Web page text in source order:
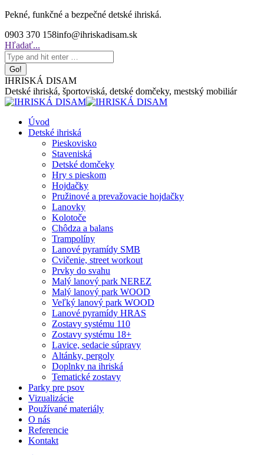
Skip
content
Pekné, funkčné a bezpečné detské ihriská.
0903 370 158info@ihriskadisam.sk
Search:
Hľadať...
IHRISKÁ DISAM
Detské ihriská, športoviská, detské domčeky, mestský mobiliár
Úvod
Detské ihriská
Pieskovisko
Staveniská
Detské domčeky
Hry s pieskom
Hojdačky
Pružinové a prevažovacie hojdačky
Lanovky
Kolotoče
Chôdza a balans
Trampolíny
Lanové pyramídy SMB
Cvičenie, street workout
Prvky do svahu
Malý lanový park NEREZ
Malý lanový park WOOD
Veľký lanový park WOOD
Lanové pyramídy HRAS
Zostavy systému 110
Zostavy systému 18+
Lavice, sedacie súpravy
Altánky, pergoly
Doplnky na ihriská
Tematické zostavy
Parky pre psov
Vizualizácie
Používané materiály
O nás
Referencie
Kontakt